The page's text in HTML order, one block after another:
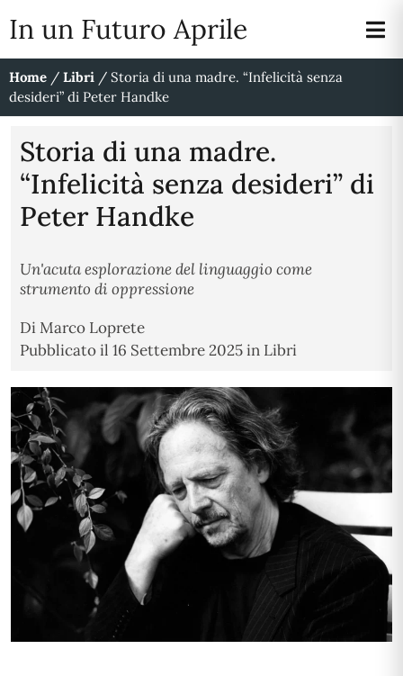
In un Futuro Aprile
Home / Libri / Storia di una madre. “Infelicità senza
desideri” di Peter Handke
Storia di una madre.
“Infelicità senza desideri” di
Peter Handke
Un'acuta esplorazione del linguaggio come
strumento di oppressione
DiMarco Loprete
Pubblicato il 16 Settembre 2025in Libri